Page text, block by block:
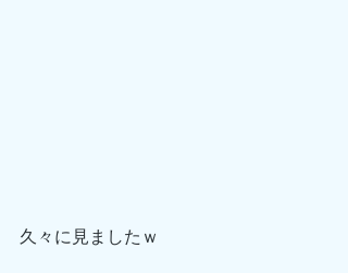
久々に見ましたｗ